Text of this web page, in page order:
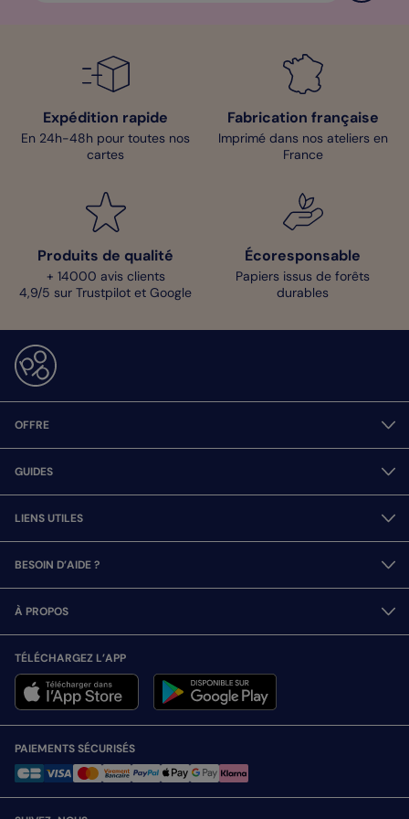
Expédition rapide
En 24h-48h pour toutes nos
cartes
Fabrication française
Imprimé dans nos ateliers en
France
Produits de qualité
+ 14000 avis clients
4,9/5 sur Trustpilot et Google
Écoresponsable
Papiers issus de forêts
durables
OFFRE
GUIDES
LIENS UTILES
BESOIN D’AIDE ?
À PROPOS
TÉLÉCHARGEZ L’APP
PAIEMENTS SÉCURISÉS